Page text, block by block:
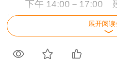
下午 14:00－17:00
识
展开阅读